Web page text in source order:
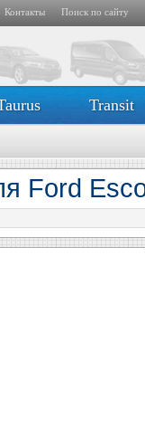
Контакты Поиск по сайту
Transit
Ford